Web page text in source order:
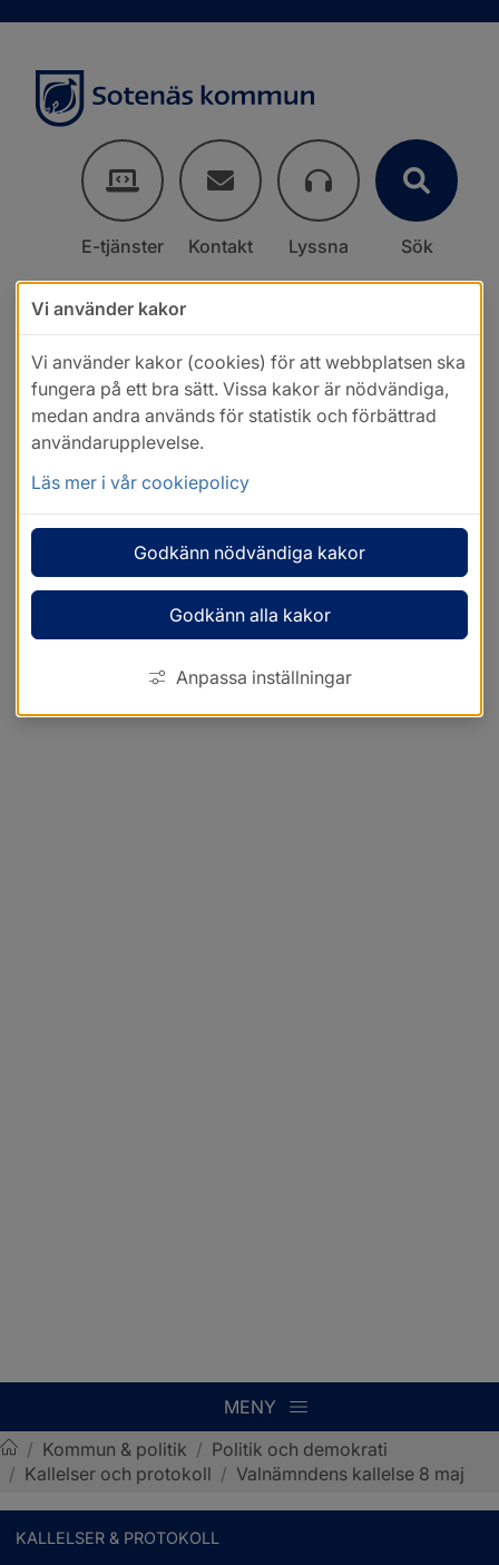
E-tjänster Kontakt Lyssna Sök
MENY
Sotenäs kommun
/ Kommun & politik / Politik och demokrati
/ Kallelser och protokoll / Valnämndens kallelse 8 maj
KALLELSER & PROTOKOLL
Vi använder kakor
Vi använder kakor (cookies) för att webbplatsen ska
fungera på ett bra sätt. Vissa kakor är nödvändiga,
medan andra används för statistik och förbättrad
användarupplevelse.
Läs mer i vår cookiepolicy
Godkänn nödvändiga kakor
Godkänn alla kakor
Anpassa inställningar